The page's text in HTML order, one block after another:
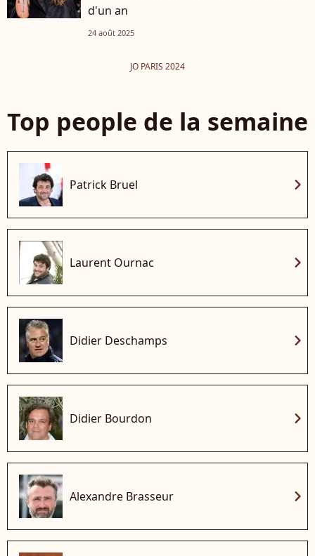
d'un an
24 août 2025
JO PARIS 2024
Top people de la semaine
Patrick Bruel chevron_right
Laurent Ournac chevron_right
Didier Deschamps chevron_right
Didier Bourdon chevron_right
Alexandre Brasseur chevron_right